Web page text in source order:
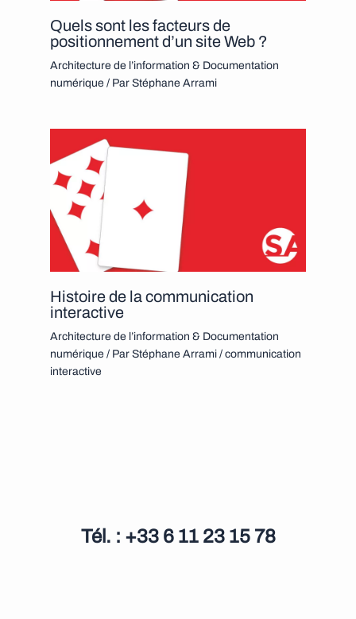
Quels sont les facteurs de
positionnement d’un site Web ?
Architecture de l’information & Documentation
numérique / ParStéphane Arrami
Histoire de la communication
interactive
Architecture de l’information & Documentation
numérique / ParStéphane Arrami /communication
interactive
Tél. : +33 6 11 23 15 78